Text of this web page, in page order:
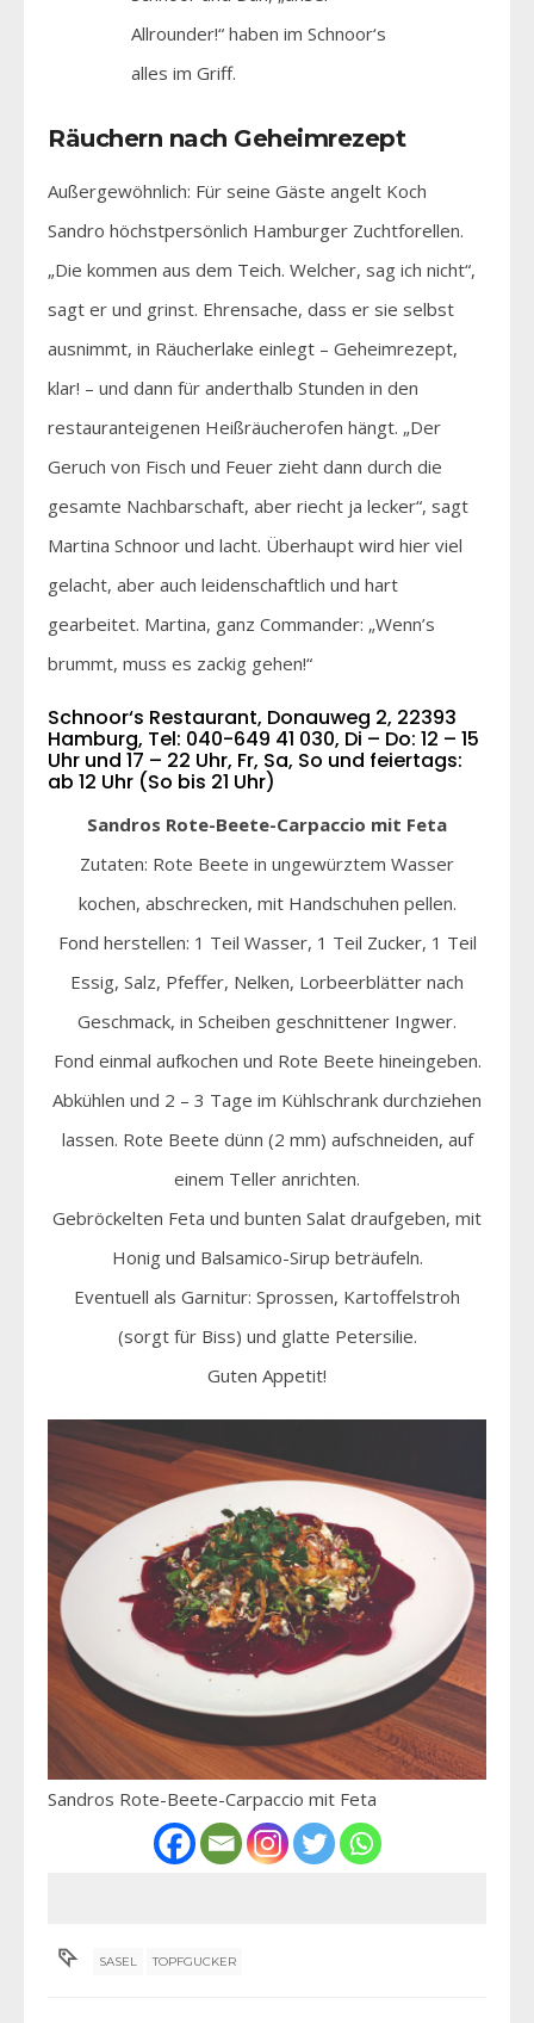
Allrounder!“ haben im Schnoor‘s
alles im Griff.
Räuchern nach Geheimrezept
Außergewöhnlich: Für seine Gäste angelt Koch
Sandro höchstpersönlich Hamburger Zuchtforellen.
„Die kommen aus dem Teich. Welcher, sag ich nicht“,
sagt er und grinst. Ehrensache, dass er sie selbst
ausnimmt, in Räucherlake einlegt – Geheimrezept,
klar! – und dann für anderthalb Stunden in den
restauranteigenen Heißräucherofen hängt. „Der
Geruch von Fisch und Feuer zieht dann durch die
gesamte Nachbarschaft, aber riecht ja lecker“, sagt
Martina Schnoor und lacht. Überhaupt wird hier viel
gelacht, aber auch leidenschaftlich und hart
gearbeitet. Martina, ganz Commander: „Wenn’s
brummt, muss es zackig gehen!“
Schnoor‘s Restaurant, Donauweg 2, 22393
Hamburg, Tel: 040-649 41 030, Di – Do: 12 – 15
Uhr und 17 – 22 Uhr, Fr, Sa, So und feiertags:
ab 12 Uhr (So bis 21 Uhr)
Sandros Rote-Beete-Carpaccio mit Feta
Zutaten: Rote Beete in ungewürztem Wasser
kochen, abschrecken, mit Handschuhen pellen.
Fond herstellen: 1 Teil Wasser, 1 Teil Zucker, 1 Teil
Essig, Salz, Pfeffer, Nelken, Lorbeerblätter nach
Geschmack, in Scheiben geschnittener Ingwer.
Fond einmal aufkochen und Rote Beete hineingeben.
Abkühlen und 2 – 3 Tage im Kühlschrank durchziehen
lassen. Rote Beete dünn (2 mm) aufschneiden, auf
einem Teller anrichten.
Gebröckelten Feta und bunten Salat draufgeben, mit
Honig und Balsamico-Sirup beträufeln.
Eventuell als Garnitur: Sprossen, Kartoffelstroh
(sorgt für Biss) und glatte Petersilie.
Guten Appetit!
Sandros Rote-Beete-Carpaccio mit Feta
SASEL TOPFGUCKER